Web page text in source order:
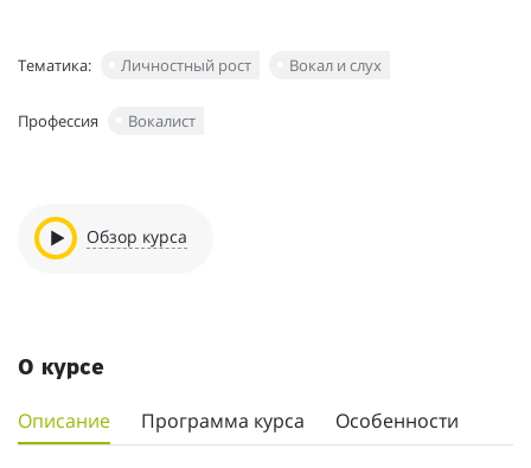
Тематика: Личностный рост Вокал и слух
Профессия Вокалист
Обзор курса
О курсе
Описание Программа курса Особенности